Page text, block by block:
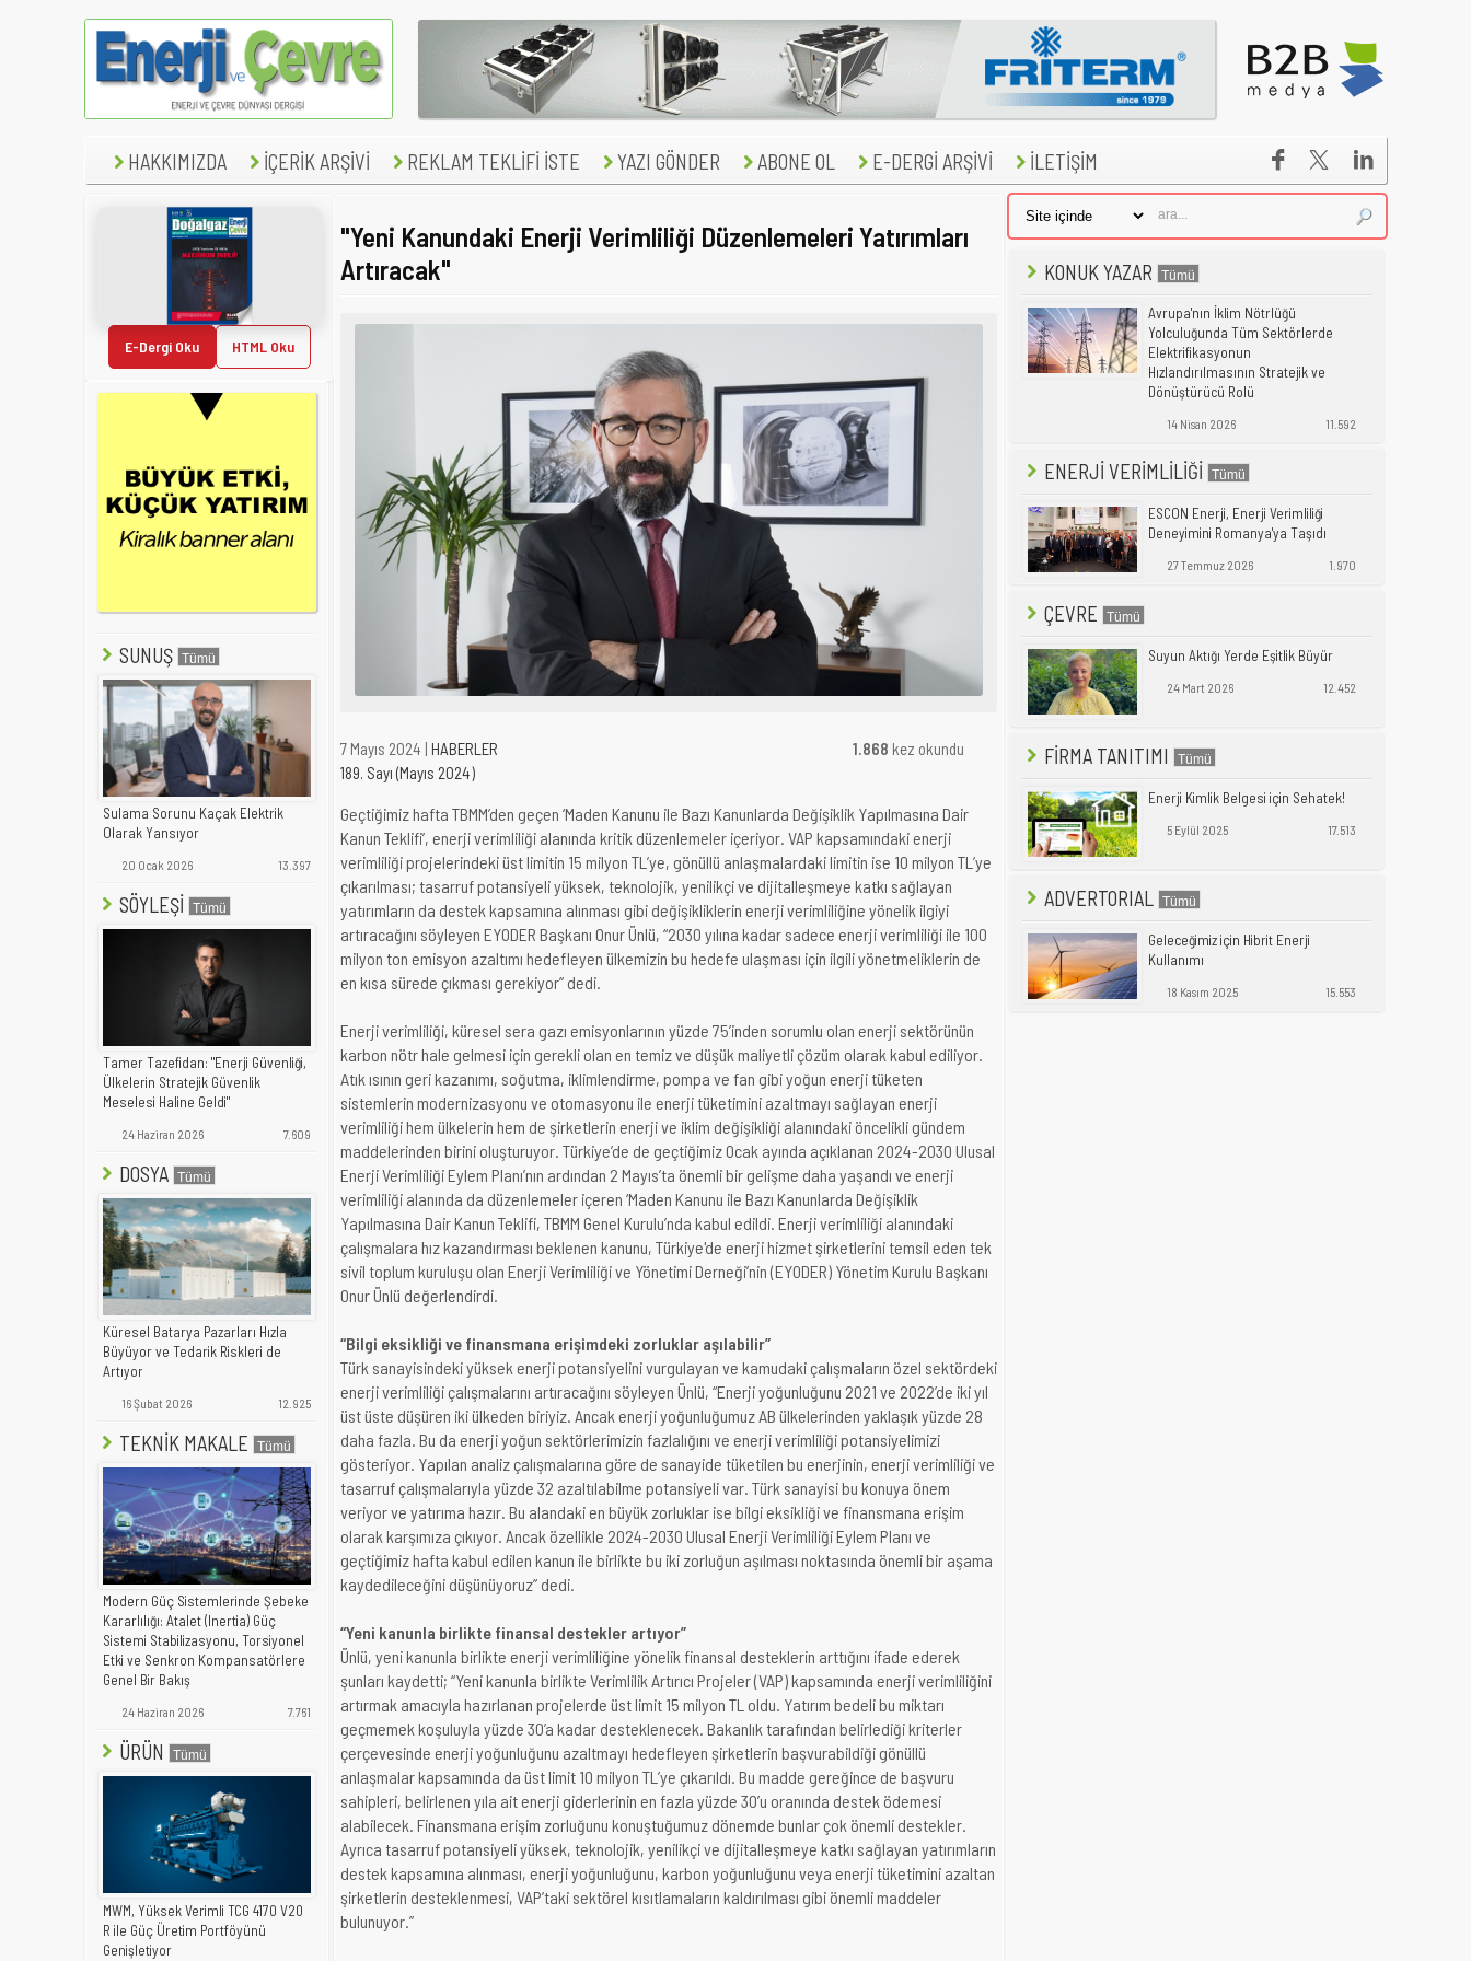
HAKKIMIZDA İÇERİK ARŞİVİ REKLAM TEKLİFİ İSTE YAZI GÖNDER ABONE OL E-DERGİ ARŞİVİ İLETİŞİM 

E-Dergi Oku HTML Oku
SUNUŞ
Sulama Sorunu Kaçak Elektrik
Olarak Yansıyor
20 Ocak 2026 13.397
SÖYLEŞİ
Tamer Tazefidan: "Enerji Güvenliği,
Ülkelerin Stratejik Güvenlik
Meselesi Haline Geldi"
24 Haziran 2026 7.609
DOSYA
Küresel Batarya Pazarları Hızla
Büyüyor ve Tedarik Riskleri de
Artıyor
16 Şubat 2026 12.925
TEKNİK MAKALE
Modern Güç Sistemlerinde Şebeke
Kararlılığı: Atalet (Inertia) Güç
Sistemi Stabilizasyonu, Torsiyonel
Etki ve Senkron Kompansatörlere
Genel Bir Bakış
24 Haziran 2026 7.761
ÜRÜN
MWM, Yüksek Verimli TCG 4170 V20
R ile Güç Üretim Portföyünü
Genişletiyor
"Yeni Kanundaki Enerji Verimliliği Düzenlemeleri Yatırımları
Artıracak"
7 Mayıs 2024 | HABERLER
189. Sayı (Mayıs 2024)
1.868 kez okundu
Geçtiğimiz hafta TBMM’den geçen ‘Maden Kanunu ile Bazı Kanunlarda Değişiklik Yapılmasına Dair
Kanun Teklifi’, enerji verimliliği alanında kritik düzenlemeler içeriyor. VAP kapsamındaki enerji
verimliliği projelerindeki üst limitin 15 milyon TL’ye, gönüllü anlaşmalardaki limitin ise 10 milyon TL’ye
çıkarılması; tasarruf potansiyeli yüksek, teknolojik, yenilikçi ve dijitalleşmeye katkı sağlayan
yatırımların da destek kapsamına alınması gibi değişikliklerin enerji verimliliğine yönelik ilgiyi
artıracağını söyleyen EYODER Başkanı Onur Ünlü, “2030 yılına kadar sadece enerji verimliliği ile 100
milyon ton emisyon azaltımı hedefleyen ülkemizin bu hedefe ulaşması için ilgili yönetmeliklerin de
en kısa sürede çıkması gerekiyor” dedi.
Enerji verimliliği, küresel sera gazı emisyonlarının yüzde 75’inden sorumlu olan enerji sektörünün
karbon nötr hale gelmesi için gerekli olan en temiz ve düşük maliyetli çözüm olarak kabul ediliyor.
Atık ısının geri kazanımı, soğutma, iklimlendirme, pompa ve fan gibi yoğun enerji tüketen
sistemlerin modernizasyonu ve otomasyonu ile enerji tüketimini azaltmayı sağlayan enerji
verimliliği hem ülkelerin hem de şirketlerin enerji ve iklim değişikliği alanındaki öncelikli gündem
maddelerinden birini oluşturuyor. Türkiye’de de geçtiğimiz Ocak ayında açıklanan 2024-2030 Ulusal
Enerji Verimliliği Eylem Planı’nın ardından 2 Mayıs’ta önemli bir gelişme daha yaşandı ve enerji
verimliliği alanında da düzenlemeler içeren ‘Maden Kanunu ile Bazı Kanunlarda Değişiklik
Yapılmasına Dair Kanun Teklifi, TBMM Genel Kurulu’nda kabul edildi. Enerji verimliliği alanındaki
çalışmalara hız kazandırması beklenen kanunu, Türkiye'de enerji hizmet şirketlerini temsil eden tek
sivil toplum kuruluşu olan Enerji Verimliliği ve Yönetimi Derneği’nin (EYODER) Yönetim Kurulu Başkanı
Onur Ünlü değerlendirdi.
“Bilgi eksikliği ve finansmana erişimdeki zorluklar aşılabilir”
Türk sanayisindeki yüksek enerji potansiyelini vurgulayan ve kamudaki çalışmaların özel sektördeki
enerji verimliliği çalışmalarını artıracağını söyleyen Ünlü, “Enerji yoğunluğunu 2021 ve 2022’de iki yıl
üst üste düşüren iki ülkeden biriyiz. Ancak enerji yoğunluğumuz AB ülkelerinden yaklaşık yüzde 28
daha fazla. Bu da enerji yoğun sektörlerimizin fazlalığını ve enerji verimliliği potansiyelimizi
gösteriyor. Yapılan analiz çalışmalarına göre de sanayide tüketilen bu enerjinin, enerji verimliliği ve
tasarruf çalışmalarıyla yüzde 32 azaltılabilme potansiyeli var. Türk sanayisi bu konuya önem
veriyor ve yatırıma hazır. Bu alandaki en büyük zorluklar ise bilgi eksikliği ve finansmana erişim
olarak karşımıza çıkıyor. Ancak özellikle 2024-2030 Ulusal Enerji Verimliliği Eylem Planı ve
geçtiğimiz hafta kabul edilen kanun ile birlikte bu iki zorluğun aşılması noktasında önemli bir aşama
kaydedileceğini düşünüyoruz” dedi.
“Yeni kanunla birlikte finansal destekler artıyor”
Ünlü, yeni kanunla birlikte enerji verimliliğine yönelik finansal desteklerin arttığını ifade ederek
şunları kaydetti; “Yeni kanunla birlikte Verimlilik Artırıcı Projeler (VAP) kapsamında enerji verimliliğini
artırmak amacıyla hazırlanan projelerde üst limit 15 milyon TL oldu. Yatırım bedeli bu miktarı
geçmemek koşuluyla yüzde 30’a kadar desteklenecek. Bakanlık tarafından belirlediği kriterler
çerçevesinde enerji yoğunluğunu azaltmayı hedefleyen şirketlerin başvurabildiği gönüllü
anlaşmalar kapsamında da üst limit 10 milyon TL’ye çıkarıldı. Bu madde gereğince de başvuru
sahipleri, belirlenen yıla ait enerji giderlerinin en fazla yüzde 30’u oranında destek ödemesi
alabilecek. Finansmana erişim zorluğunu konuştuğumuz dönemde bunlar çok önemli destekler.
Ayrıca tasarruf potansiyeli yüksek, teknolojik, yenilikçi ve dijitalleşmeye katkı sağlayan yatırımların
destek kapsamına alınması, enerji yoğunluğunu, karbon yoğunluğunu veya enerji tüketimini azaltan
şirketlerin desteklenmesi, VAP’taki sektörel kısıtlamaların kaldırılması gibi önemli maddeler
bulunuyor.”
KONUK YAZAR
Avrupa'nın İklim Nötrlüğü
Yolculuğunda Tüm Sektörlerde
Elektrifikasyonun
Hızlandırılmasının Stratejik ve
Dönüştürücü Rolü
14 Nisan 2026 11.592
ENERJİ VERİMLİLİĞİ
ESCON Enerji, Enerji Verimliliği
Deneyimini Romanya'ya Taşıdı
27 Temmuz 2026 1.970
ÇEVRE
Suyun Aktığı Yerde Eşitlik Büyür
24 Mart 2026 12.452
FİRMA TANITIMI
Enerji Kimlik Belgesi için Sehatek!
5 Eylül 2025 17.513
ADVERTORIAL
Geleceğimiz için Hibrit Enerji
Kullanımı
18 Kasım 2025 15.553